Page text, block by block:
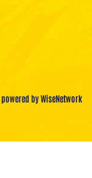
powered byWiseNetwork